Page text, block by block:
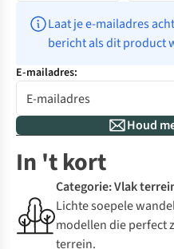
Laat je e-mailadres
bericht als dit product
E-mailadres:
Houd
In 't kort
Categorie: Vlak
Lichte soepele
modellen die perfect
terrein.